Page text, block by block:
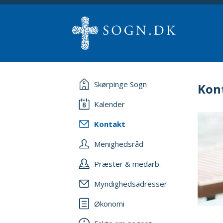
Skørpinge Sogn
Kalender
Kontakt
Menighedsråd
Præster & medarb.
Myndighedsadresser
Økonomi